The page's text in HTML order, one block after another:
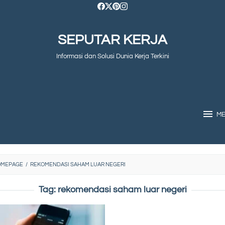
SEPUTAR KERJA
Informasi dan Solusi Dunia Kerja Terkini
/ REKOMENDASI SAHAM LUAR NEGERI
Tag: rekomendasi saham luar negeri